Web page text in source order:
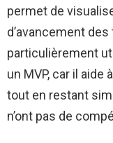
permet de
d’avancement
particulièrement
un MVP, car il
tout en restant
n’ont pas de